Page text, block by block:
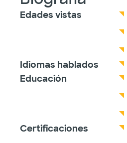
Edades vistas
Idiomas hablados
Educación
Certificaciones